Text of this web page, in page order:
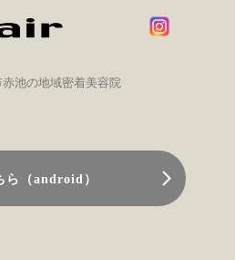
池の地域密着美容院
ら（android）